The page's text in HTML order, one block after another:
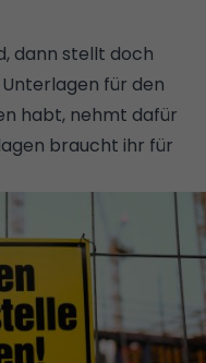
dann stellt doch
für den
habt, nehmt dafür
braucht ihr für